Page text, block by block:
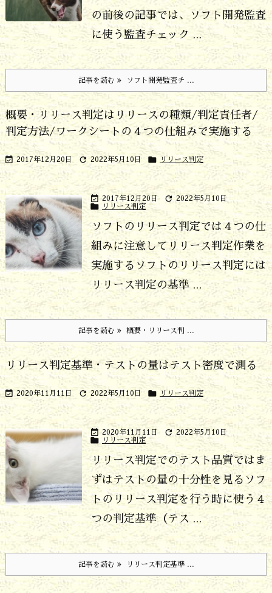
の前後の記事では、ソフト開発監査
に使う監査チェック ...
記事を読む ソフト開発監査チ ...
概要・リリース判定はリリースの種類/判定責任者/
判定方法/ワークシートの４つの仕組みで実施する
 2017年12月20日  2022年5月10日  リリース判定
 2017年12月20日  2022年5月10日
 リリース判定
ソフトのリリース判定では４つの仕
組みに注意してリリース判定作業を
実施する ソフトのリリース判定には
リリース判定の基準 ...
記事を読む 概要・リリース判 ...
リリース判定基準・テストの量はテスト密度で測る
 2020年11月11日  2022年5月10日  リリース判定
 2020年11月11日  2022年5月10日
 リリース判定
リリース判定でのテスト品質ではま
ずはテストの量の十分性を見る ソフ
トのリリース判定を行う時に使う４
つの判定基準（テス ...
記事を読む リリース判定基準 ...